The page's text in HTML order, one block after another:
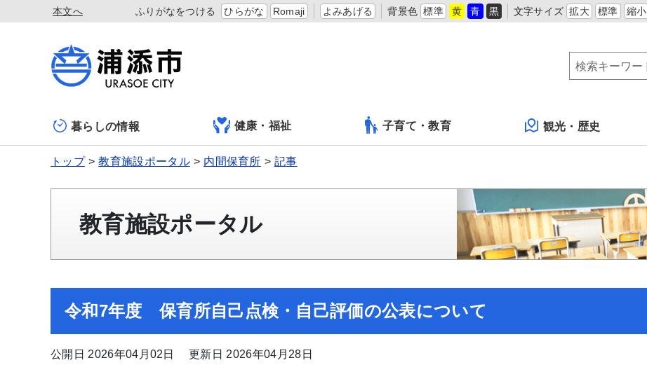
本文へ ふりがなをつける ひらがな Romaji よみあげる 背景色 標準 黄 青 黒 文字サイズ 拡大 標準 縮小
暮らしの情報 健康・福祉 子育て・教育 観光・歴史
トップ 教育施設ポータル 内間保育所 記事
教育施設ポータル
令和7年度 保育所自己点検・自己評価の公表について
公開日 2026年04月02日 更新日 2026年04月28日